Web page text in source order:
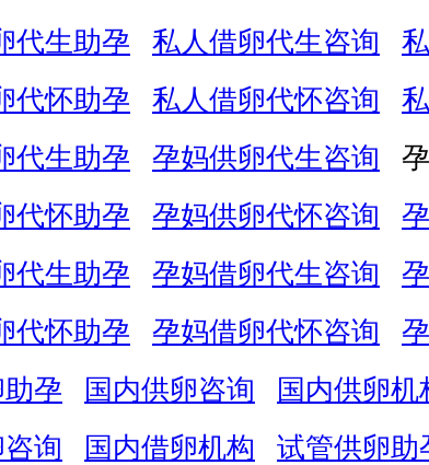
代生助孕
私人借卵代生咨询
代怀助孕
私人借卵代怀咨询
代生助孕
孕妈供卵代生咨询
代怀助孕
孕妈供卵代怀咨询
代生助孕
孕妈借卵代生咨询
代怀助孕
孕妈借卵代怀咨询
孕
国内供卵咨询 国内供卵机
询
国内借卵机构 试管供卵助